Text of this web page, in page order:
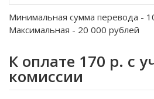
Минимальная сумма перевода -
Максимальная - 20 000 рублей
К оплате 170 р. с
комиссии